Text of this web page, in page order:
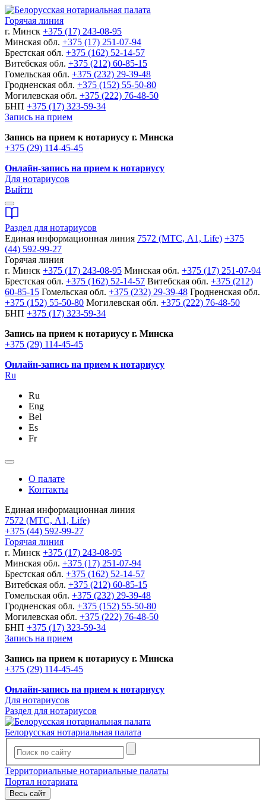
Горячая линия
г. Минск +375 (17) 243-08-95
Минская обл. +375 (17) 251-07-94
Брестская обл. +375 (162) 52-14-57
Витебская обл. +375 (212) 60-85-15
Гомельская обл. +375 (232) 29-39-48
Гродненская обл. +375 (152) 55-50-80
Могилевская обл. +375 (222) 76-48-50
БНП +375 (17) 323-59-34
Запись на прием
Запись на прием к нотариусу г. Минска
+375 (29) 114-45-45
Онлайн-запись на прием к нотариусу
Для нотариусов
Выйти
Раздел для нотариусов
Единая информационная линия 7572 (МТС, A1, Life) +375
(44) 592-99-27
Горячая линия
г. Минск +375 (17) 243-08-95 Минская обл. +375 (17) 251-07-94
Брестская обл. +375 (162) 52-14-57 Витебская обл. +375 (212)
60-85-15 Гомельская обл. +375 (232) 29-39-48 Гродненская обл.
+375 (152) 55-50-80 Могилевская обл. +375 (222) 76-48-50
БНП +375 (17) 323-59-34
Запись на прием к нотариусу г. Минска
+375 (29) 114-45-45
Онлайн-запись на прием к нотариусу
Ru
Ru
Eng
Bel
Es
Fr
О палате
Контакты
Единая информационная линия
7572 (МТС, A1, Life)
+375 (44) 592-99-27
Горячая линия
г. Минск +375 (17) 243-08-95
Минская обл. +375 (17) 251-07-94
Брестская обл. +375 (162) 52-14-57
Витебская обл. +375 (212) 60-85-15
Гомельская обл. +375 (232) 29-39-48
Гродненская обл. +375 (152) 55-50-80
Могилевская обл. +375 (222) 76-48-50
БНП +375 (17) 323-59-34
Запись на прием
Запись на прием к нотариусу г. Минска
+375 (29) 114-45-45
Онлайн-запись на прием к нотариусу
Для нотариусов
Раздел для нотариусов
Белорусская нотариальная палата
Территориальные нотариальные палаты
Портал нотариата
Весь сайт